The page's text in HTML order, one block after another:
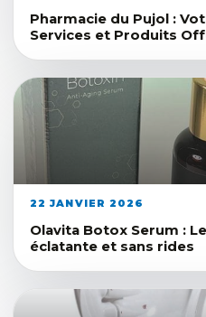
Pharmacie du Pujol :
Services et Produits
22 JANVIER 2026
Olavita Botox Serum :
éclatante et sans rides